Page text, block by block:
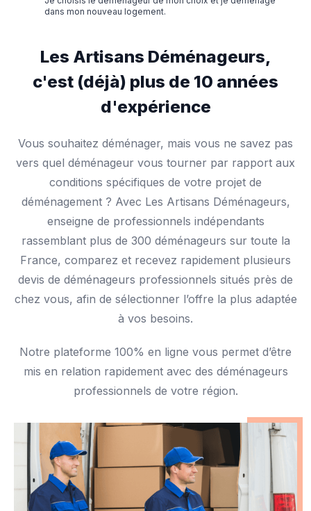
dans mon nouveau logement.
Les Artisans Déménageurs,
c'est (déjà) plus de 10 années
d'expérience
Vous souhaitez déménager, mais vous ne savez pas
vers quel déménageur vous tourner par rapport aux
conditions spécifiques de votre projet de
déménagement ? Avec Les Artisans Déménageurs,
enseigne de professionnels indépendants
rassemblant plus de 300 déménageurs sur toute la
France, comparez et recevez rapidement plusieurs
devis de déménageurs professionnels situés près de
chez vous, afin de sélectionner l’offre la plus adaptée
à vos besoins.
Notre plateforme 100% en ligne vous permet d’être
mis en relation rapidement avec des déménageurs
professionnels de votre région.